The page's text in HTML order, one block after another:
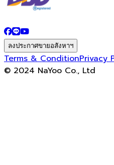
ลงประกาศขายอสังหาฯ
Terms & ConditionPrivacy
© 2024 NaYoo Co., Ltd